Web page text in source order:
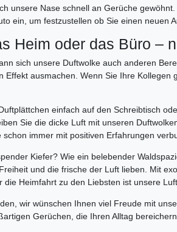
unsere Nase schnell an Gerüche
ein, um festzustellen ob Sie einen neuen
Heim oder das Büro –
sich unsere Duftwolke auch anderen
Effekt ausmachen. Wenn Sie Ihre
einfach auf den Schreibtisch
Sie die dicke Luft mit unseren
immer mit positiven Erfahrungen
Kiefer? Wie ein belebender
und die frische der Luft lieben. Mit
Heimfahrt zu den Liebsten ist unsere
wir wünschen Ihnen viel Freude mit
Gerüchen, die Ihren Alltag bereichern.